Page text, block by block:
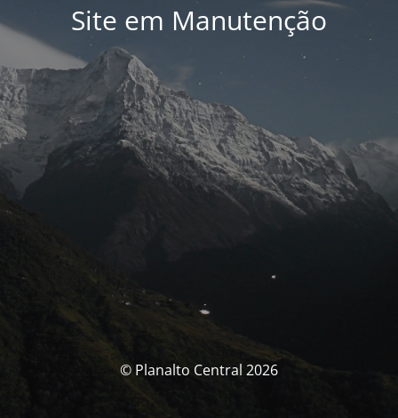
Site em Manutenção
© Planalto Central 2026